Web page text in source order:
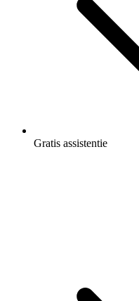
Gratis assistentie